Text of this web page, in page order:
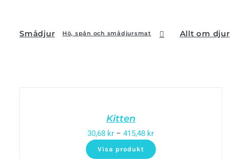
Smådjur Hö, spån och smådjursmat Allt om djur
Kitten
30,68 kr –415,48 kr
Visa produkt